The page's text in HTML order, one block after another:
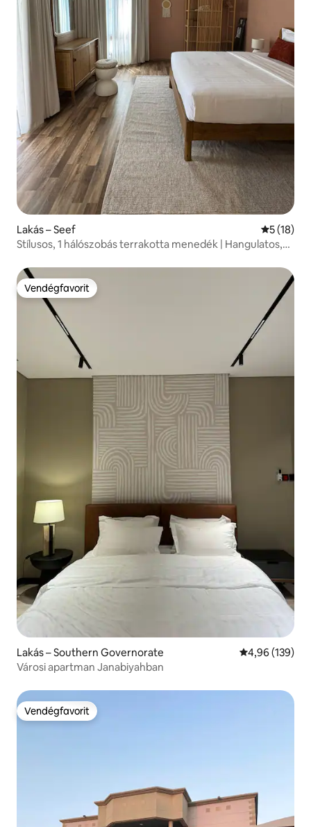
Lakás – Seef Átlagos
5 (18)
Stílusos, 1 hálószobás terrakotta menedék | Hangulatos,
Vendégfavorit
Vendégfavorit
Lakás – Southern Governorate Átlagos
4,96 (139)
Városi apartman Janabiyahban
Vendégfavorit
Vendégfavorit